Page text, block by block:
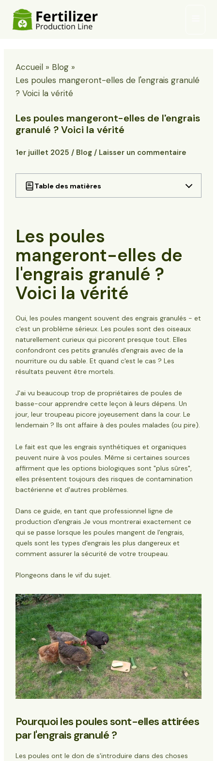
content
Accueil
Blog
Les poules mangeront-elles de l'engrais granulé
? Voici la vérité
Les poules mangeront-elles de l'engrais
granulé ? Voici la vérité
1er juillet 2025 / Blog/ Laisser un commentaire
Table des matières
Le lien avec l'esprit d'initiative
Comportement naturel de recherche de
nourriture
Types d'engrais présentant le plus grand risque
Engrais synthétiques
Formules à forte teneur en azote
Produits de désherbage et d'alimentation
Signes que vos poules ont mangé de l'engrais
Signes immédiats (dans les 1 à 2 heures)
Symptômes progressifs
Stade critique
Que faire si vos poules mangent de l'engrais ?
Étape 1 : Supprimer immédiatement l'accès
Étape 3 : Fournir du charbon actif
Étape 4 : Contacter un vétérinaire
Étape 5 : Suivre de près l'évolution de la
situation
poules
Options d'engrais sans danger pour les
poules
Nutrition naturelle des pelouses
Méthodes d'application des liquides
poules
Le timing est essentiel
Créer des zones tampons
La communication est essentielle
Surveillance régulière de la pelouse
Les poules
mangeront-elles de
l'engrais granulé ?
Voici la vérité
Oui, les poules mangent souvent des engrais granulés - et
c'est un problème sérieux. Les poules sont des oiseaux
naturellement curieux qui picorent presque tout. Elles
confondront ces petits granulés d'engrais avec de la
nourriture ou du sable. Et quand c'est le cas ? Les
résultats peuvent être mortels.
J'ai vu beaucoup trop de propriétaires de poules de
basse-cour apprendre cette leçon à leurs dépens. Un
jour, leur troupeau picore joyeusement dans la cour. Le
lendemain ? Ils ont affaire à des poules malades (ou pire).
Le fait est que les engrais synthétiques et organiques
peuvent nuire à vos poules. Même si certaines sources
affirment que les options biologiques sont "plus sûres",
elles présentent toujours des risques de contamination
bactérienne et d'autres problèmes.
Dans ce guide, en tant que professionnel ligne de
production d'engrais Je vous montrerai exactement ce
qui se passe lorsque les poules mangent de l'engrais,
quels sont les types d'engrais les plus dangereux et
comment assurer la sécurité de votre troupeau.
Plongeons dans le vif du sujet.
Pourquoi les poules sont-elles attirées
par l'engrais granulé ?
Les poules ont le don de s'introduire dans des choses